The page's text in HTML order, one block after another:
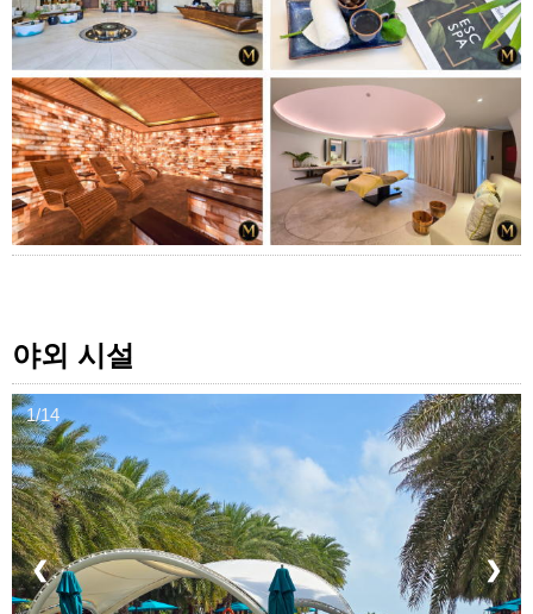
야외 시설
1/14
❮ ❯